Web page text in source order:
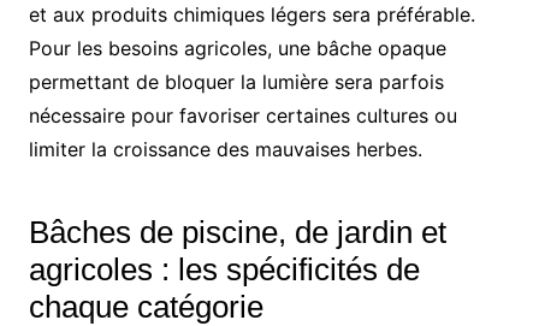
et aux produits chimiques légers sera préférable.
Pour les besoins agricoles, une bâche opaque
permettant de bloquer la lumière sera parfois
nécessaire pour favoriser certaines cultures ou
limiter la croissance des mauvaises herbes.
Bâches de piscine, de jardin et
agricoles : les spécificités de
chaque catégorie